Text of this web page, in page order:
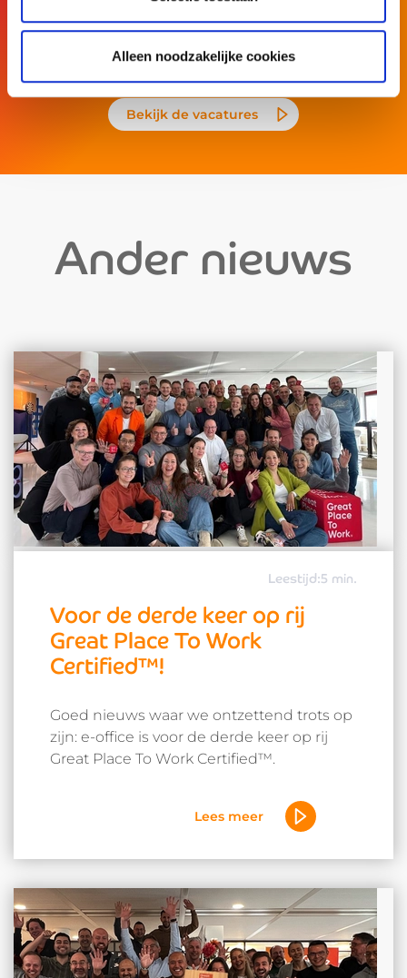
Alleen noodzakelijke cookies
dan onze vacatures.
Bekijk de vacatures
Ander nieuws
Leestijd:5 min.
Voor de derde keer op rij
Great Place To Work
Certified™!
Goed nieuws waar we ontzettend trots op
zijn: e-office is voor de derde keer op rij
Great Place To Work Certified™.
Lees meer